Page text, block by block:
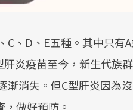
C、D、E五種。其中只有
炎疫苗至今，新生代族
漸消失。但C型肝炎因為
做好預防。